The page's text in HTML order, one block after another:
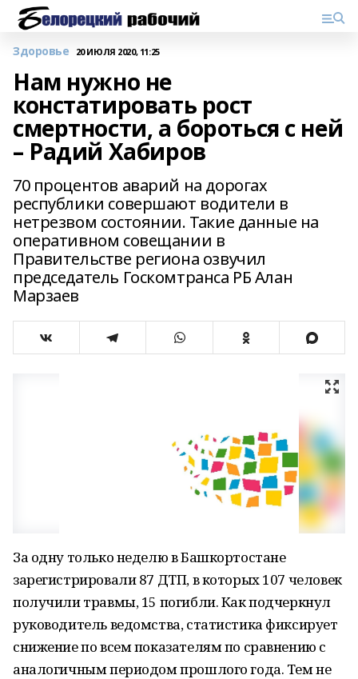
Здоровье 20 ИЮЛЯ 2020, 11:25
Нам нужно не
констатировать рост
смертности, а бороться с ней
– Радий Хабиров
70 процентов аварий на дорогах
республики совершают водители в
нетрезвом состоянии. Такие данные на
оперативном совещании в
Правительстве региона озвучил
председатель Госкомтранса РБ Алан
Марзаев
За одну только неделю в Башкортостане
зарегистрировали 87 ДТП, в которых 107 человек
получили травмы, 15 погибли. Как подчеркнул
руководитель ведомства, статистика фиксирует
снижение по всем показателям по сравнению с
аналогичным периодом прошлого года. Тем не